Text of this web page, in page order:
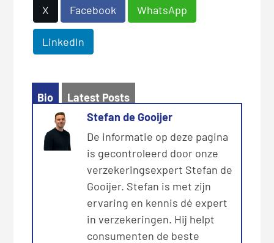
X Facebook WhatsApp
LinkedIn
Bio
Latest Posts
Stefan de Gooijer
De informatie op deze pagina
is gecontroleerd door onze
verzekeringsexpert Stefan de
Gooijer. Stefan is met zijn
ervaring en kennis dé expert
in verzekeringen. Hij helpt
consumenten de beste